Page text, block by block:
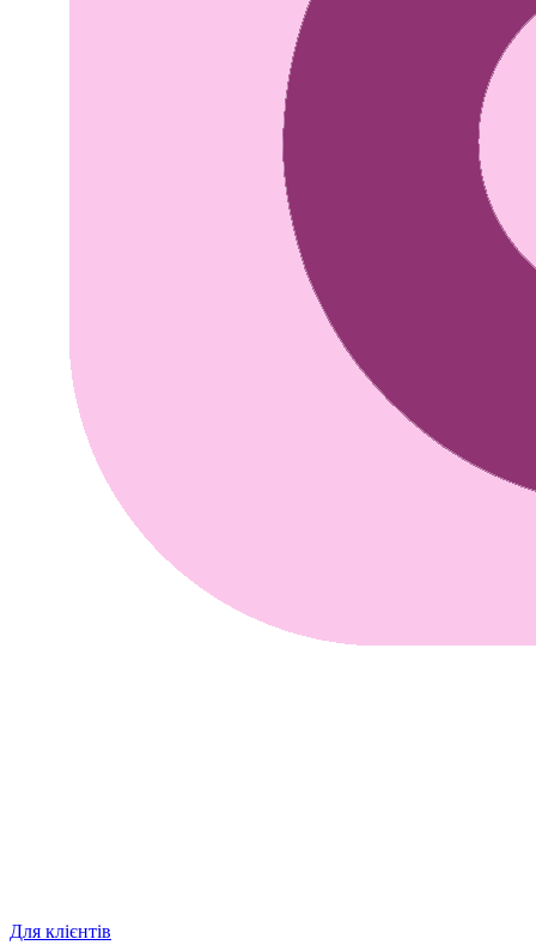
Для клієнтів